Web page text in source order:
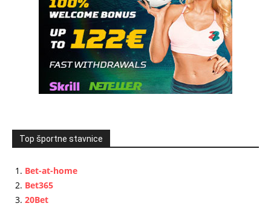
Top športne stavnice
Bet-at-home
Bet365
20Bet